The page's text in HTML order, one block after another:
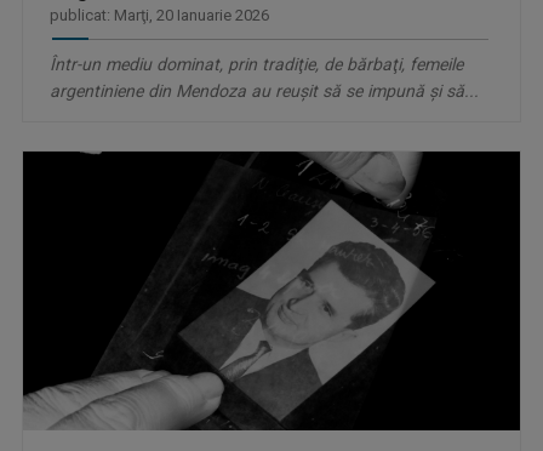
publicat: Marţi, 20 Ianuarie 2026
Într-un mediu dominat, prin tradiţie, de bărbaţi, femeile
argentiniene din Mendoza au reuşit să se impună şi să...